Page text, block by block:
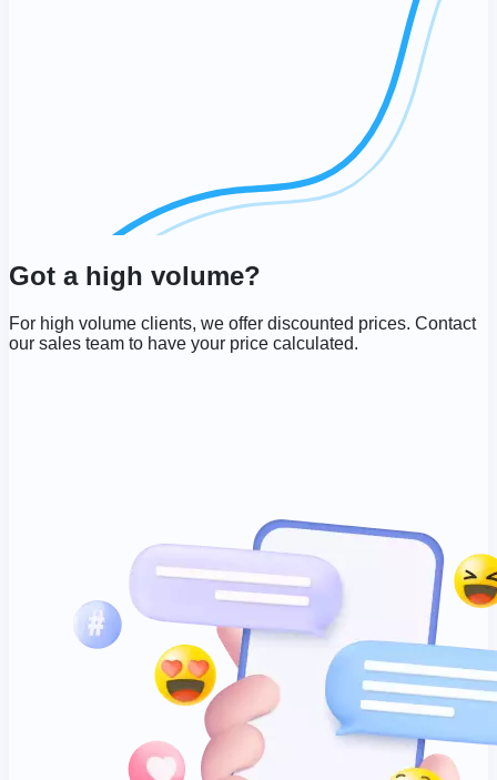
Got a high volume?
For high volume clients, we offer discounted prices. Contact
our sales team to have your price calculated.